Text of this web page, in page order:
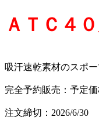
ＡＴＣ４
吸汗速乾素材のスポ
完全予約販売：予定
注文締切：2026/6/30